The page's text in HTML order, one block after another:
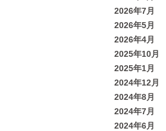
2026年7月
2026年5月
2026年4月
2025年10月
2025年1月
2024年12月
2024年8月
2024年7月
2024年6月